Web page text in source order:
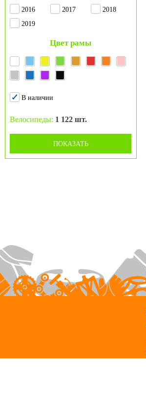
2016
2017
2018
2019
Цвет рамы
В наличии
Велосипеды: 1 122 шт.
ПОКАЗАТЬ